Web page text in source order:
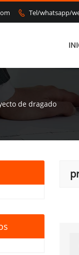
 Tel/whatsapp/
de dragado